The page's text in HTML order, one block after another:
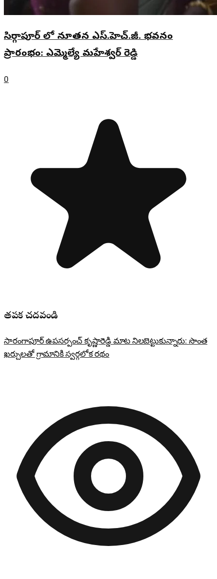
సిర్గాపూర్ లో నూతన ఎస్.హెచ్.జీ. భవనం
ప్రారంభం: ఎమ్మెల్యే మహేశ్వర్ రెడ్డి
0
తప్పక చదవండి
సారంగాపూర్ ఉపసర్పంచ్ కృష్ణారెడ్డి మాట నిలబెట్టుకున్నారు: సొంత
ఖర్చులతో గ్రామానికి స్వర్గలోక రథం